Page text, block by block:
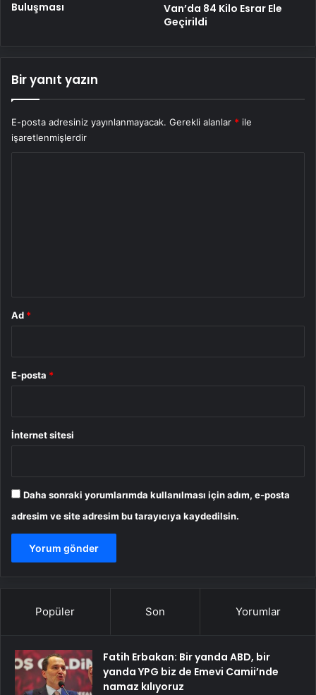
Buluşması
Van’da 84 Kilo Esrar Ele
Geçirildi
Bir yanıt yazın
E-posta adresiniz yayınlanmayacak. Gerekli alanlar * ile
işaretlenmişlerdir
Ad *
E-posta *
İnternet sitesi
Daha sonraki yorumlarımda kullanılması için adım, e-posta
adresim ve site adresim bu tarayıcıya kaydedilsin.
Popüler Son Yorumlar
Fatih Erbakan: Bir yanda ABD, bir
yanda YPG biz de Emevi Camii’nde
namaz kılıyoruz